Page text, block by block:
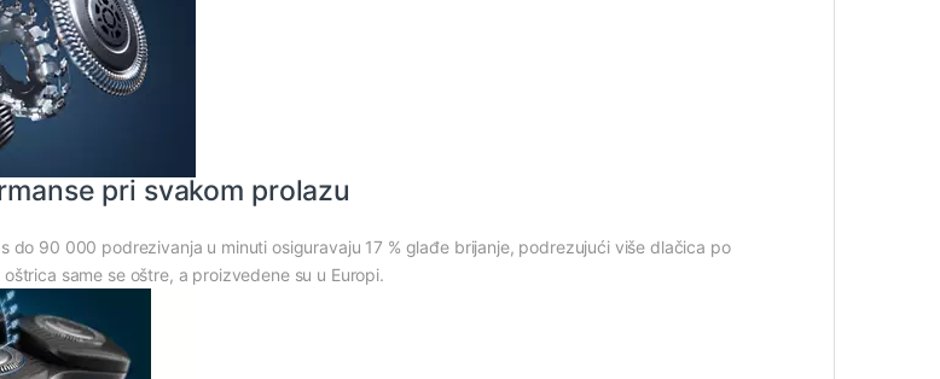
pri svakom prolazu
do 90 000 podrezivanja u minuti osiguravaju 17 % glađe brijanje, podrezujući više dlačica po
same se oštre, a proizvedene su u Europi.